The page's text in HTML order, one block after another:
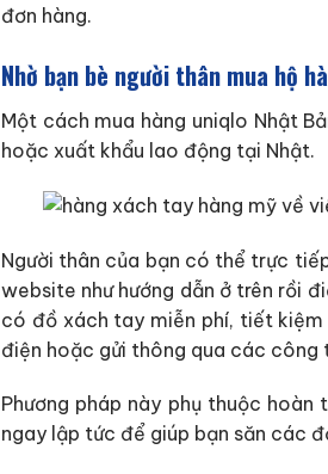
đơn hàng.
Nhờ bạn bè người thân mua hộ
Một cách mua hàng uniqlo Nhật
hoặc xuất khẩu lao động tại Nhật.
Người thân của bạn có thể trực
website như hướng dẫn ở trên rồi
có đồ xách tay miễn phí, tiết kiệm
điện hoặc gửi thông qua các công
Phương pháp này phụ thuộc
ngay lập tức để giúp bạn săn các